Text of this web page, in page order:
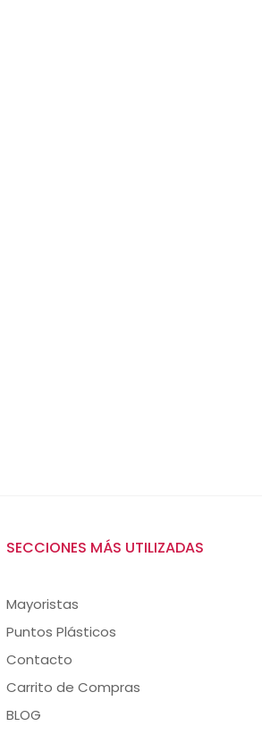
SECCIONES MÁS UTILIZADAS
Mayoristas
Puntos Plásticos
Contacto
Carrito de Compras
BLOG